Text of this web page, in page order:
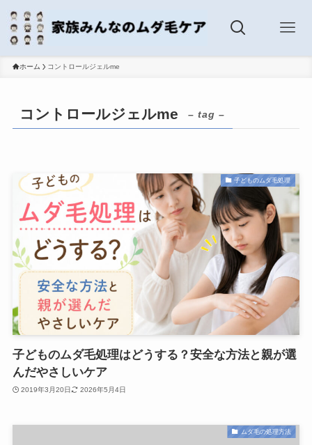
ホーム コントロールジェルme
コントロールジェルme – tag –
子どものムダ毛処理
子どものムダ毛処理はどうする？安全な方法と親が選
んだやさしいケア
2019年3月20日 2026年5月4日
ムダ毛の処理方法